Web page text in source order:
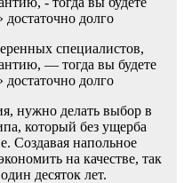
специалистов,
— тогда вы будете
долго
нужно делать выбор в
который без ущерба
Создавая напольное
на качестве, так
десяток лет.